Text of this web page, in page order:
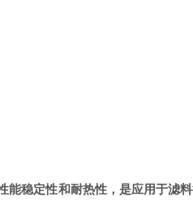
能稳定性和耐热性，是应用于滤